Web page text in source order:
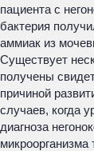
пациента с
бактерия
аммиак из
Существует
получены
причиной
случаев, когда
диагноза